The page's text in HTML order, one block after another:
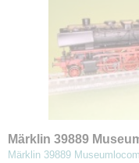
Märklin 39889
Stoomlocomotief
Märklin 39889